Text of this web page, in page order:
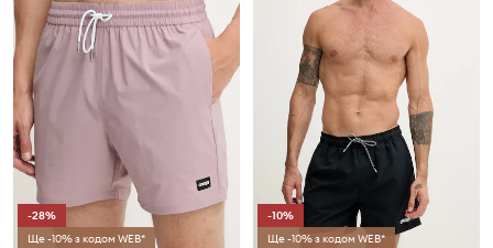
-28%
Ще -10% з кодом WEB*
-10%
Ще -10% з кодом WEB*